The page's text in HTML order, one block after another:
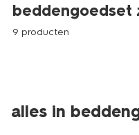
beddengoedset
9 producten
alles in